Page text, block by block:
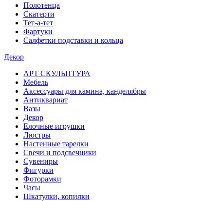
Полотенца
Скатерти
Тет-а-тет
Фартуки
Салфетки подставки и кольца
Декор
АРТ СКУЛЬПТУРА
Мебель
Аксессуары для камина, канделябры
Антиквариат
Вазы
Декор
Елочные игрушки
Люстры
Настенные тарелки
Свечи и подсвечники
Сувениры
Фигурки
Фоторамки
Часы
Шкатулки, копилки